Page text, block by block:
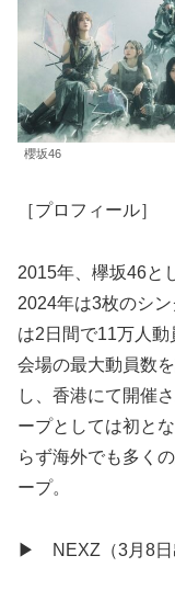
櫻坂46
［プロフィール］
2015年、欅坂46と
2024年は3枚のシ
は2日間で11万人
会場の最大動員数
し、香港にて開催
ープとしては初と
らず海外でも多く
ープ。
▶ NEXZ（3月8日